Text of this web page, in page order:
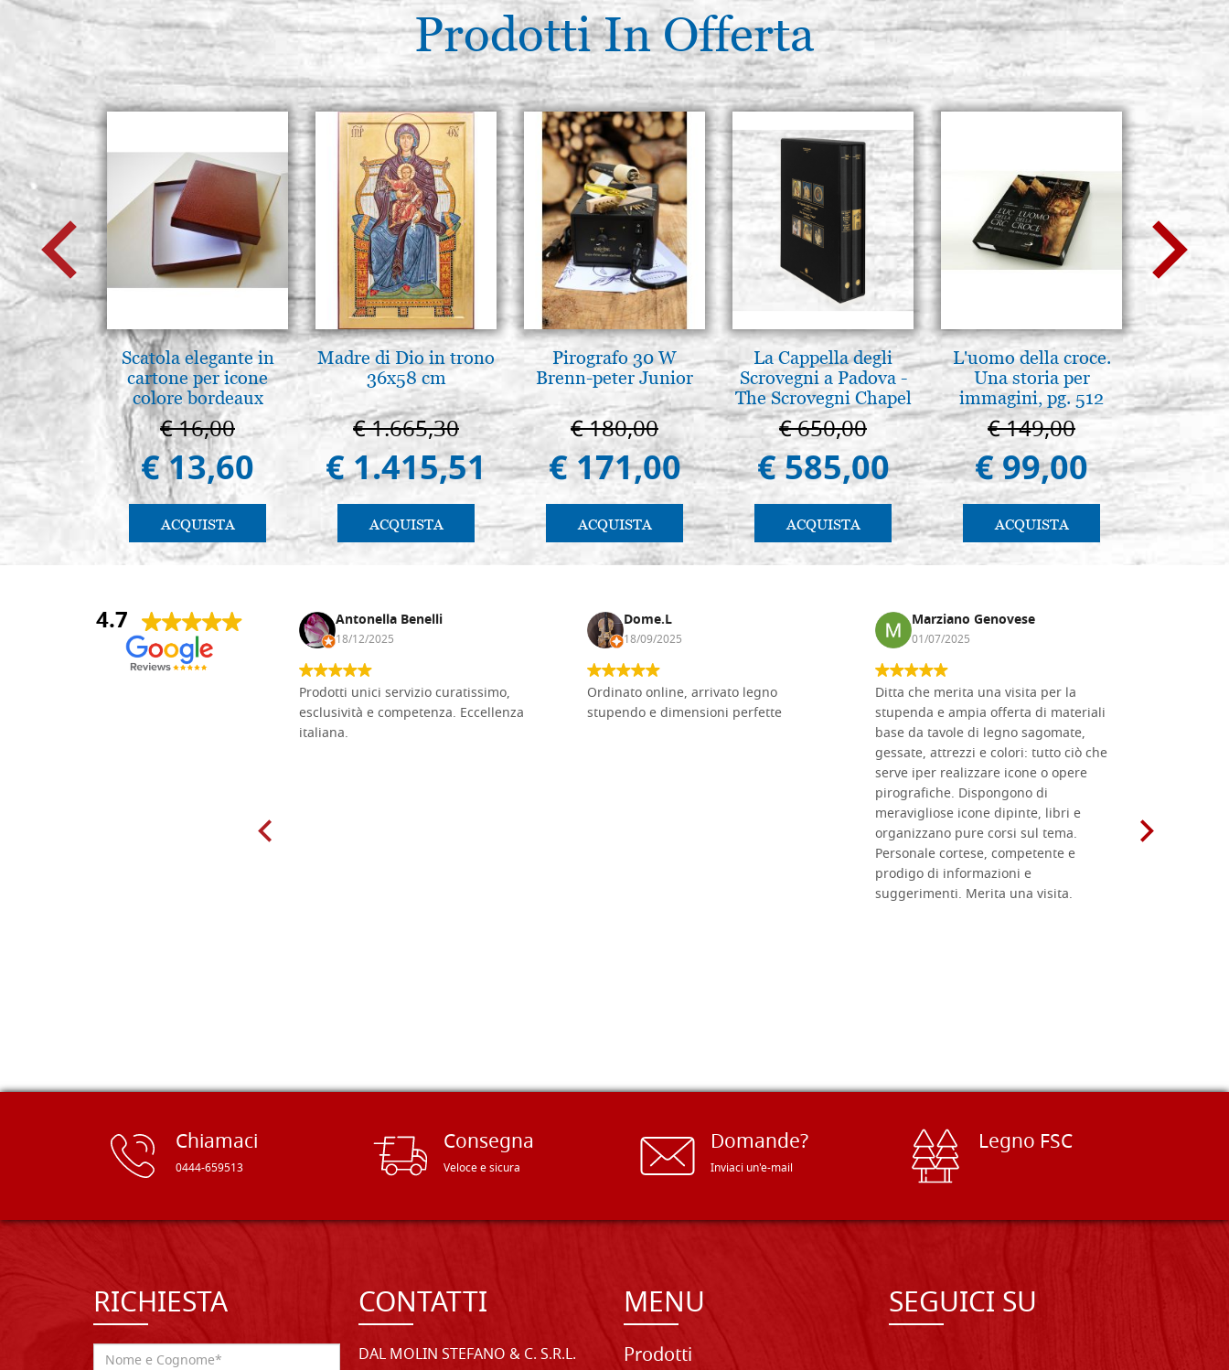
Prodotti In Offerta
Scatola elegante in
cartone per icone
colore bordeaux
€ 16,00
€ 13,60
ACQUISTA
Madre di Dio in trono
36x58 cm
€ 1.665,30
€ 1.415,51
ACQUISTA
Pirografo 30 W
Brenn-peter Junior
€ 180,00
€ 171,00
ACQUISTA
La Cappella degli
Scrovegni a Padova -
The Scrovegni Chapel
in Padua
€ 650,00
€ 585,00
ACQUISTA
L'uomo della croce.
Una storia per
immagini, pg. 512
€ 149,00
€ 99,00
ACQUISTA
Il
The
€
€
4.7
Andrea Monguzzi Antonella Benelli
18/12/2025
Prodotti unici servizio curatissimo,
esclusività e competenza. Eccellenza
italiana.
Dome.L
18/09/2025
Ordinato online, arrivato legno
stupendo e dimensioni perfette
Marziano Genovese
01/07/2025
Ditta che merita una visita per la
stupenda e ampia offerta di materiali
base da tavole di legno sagomate,
gessate, attrezzi e colori: tutto ciò che
serve iper realizzare icone o opere
pirografiche. Dispongono di
meravigliose icone dipinte, libri e
organizzano pure corsi sul tema.
Personale cortese, competente e
prodigo di informazioni e
suggerimenti. Merita una visita.
Chiamaci
0444-659513
Consegna
Veloce e sicura
Domande?
Inviaci un'e-mail
Legno FSC
RICHIESTA CONTATTI
DAL MOLIN STEFANO & C. S.R.L.
MENU
Prodotti
SEGUICI SU